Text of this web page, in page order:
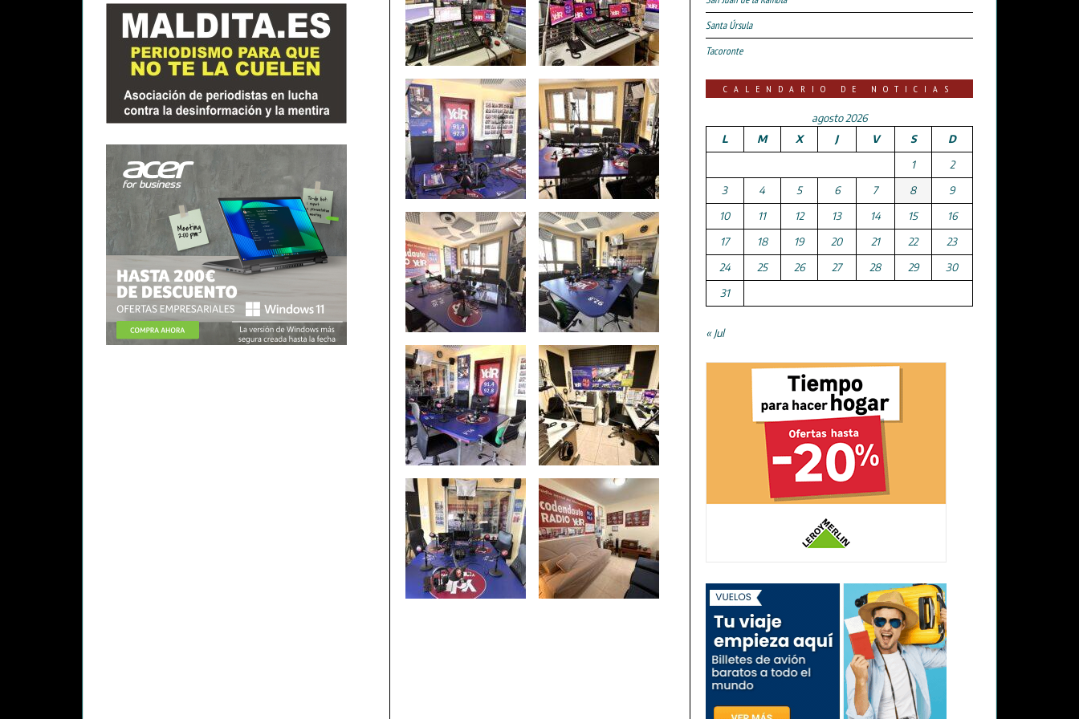
Santa Úrsula
Tacoronte
CALENDARIO DE NOTICIAS
agosto 2026
L
M X J V S
D
1
2
3
4 5 6 7 8
9
10
11 12 13 14 15
16
17
18 19 20 21 22
23
24
25 26 27 28 29
30
31
« Jul